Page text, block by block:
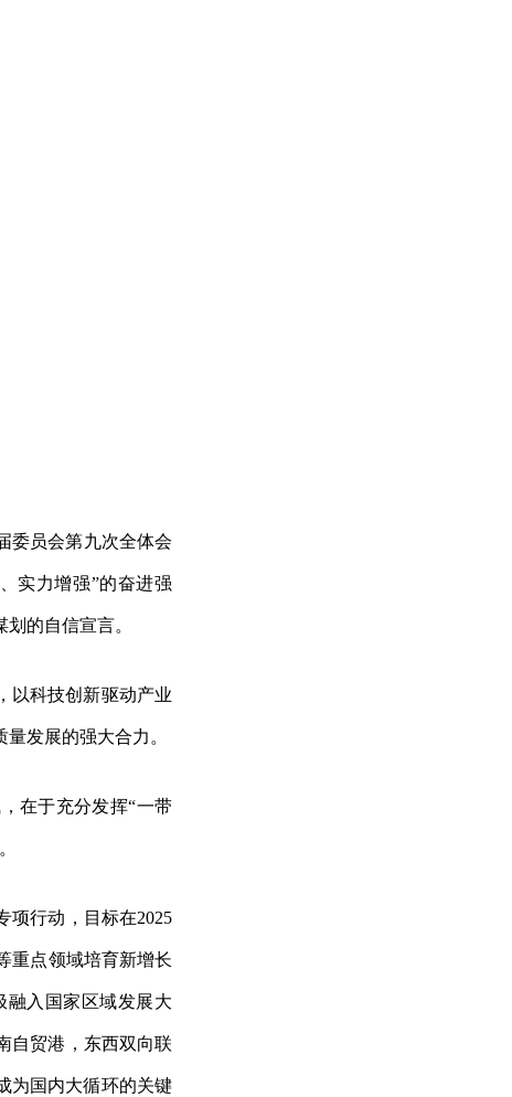
委员会第九次全体会
实力增强”的奋进强
的自信宣言。
以科技创新驱动产业
发展的强大合力。
在于充分发挥“一带
项行动，目标在2025
重点领域培育新增长
融入国家区域发展大
自贸港，东西双向联
为国内大循环的关键